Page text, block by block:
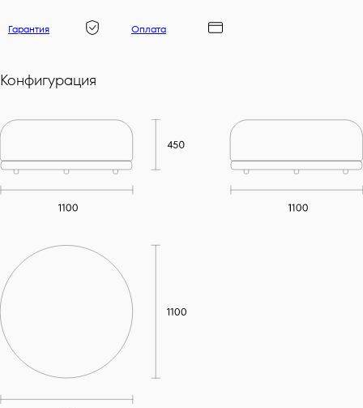
Гарантия Оплата
Конфигурация